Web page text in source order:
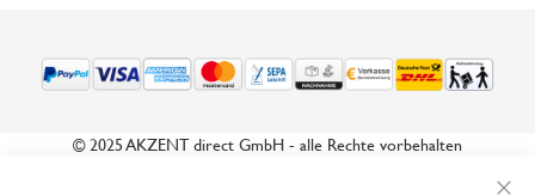
© 2025 AKZENT direct GmbH - alle Rechte vorbehalten